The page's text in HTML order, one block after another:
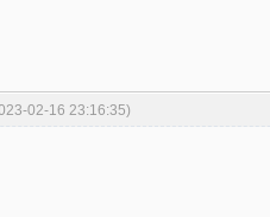
02-16 23:16:35)